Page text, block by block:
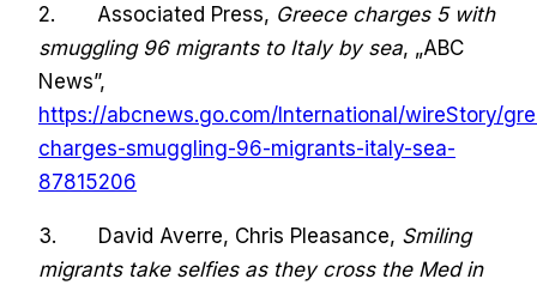
2. Associated Press, Greece charges 5 with
smuggling 96 migrants to Italy by sea, „ABC
News”,
https://abcnews.go.com/International/wireStory/
charges-smuggling-96-migrants-italy-sea-
87815206
3. David Averre, Chris Pleasance, Smiling
migrants take selfies as they cross the Med in